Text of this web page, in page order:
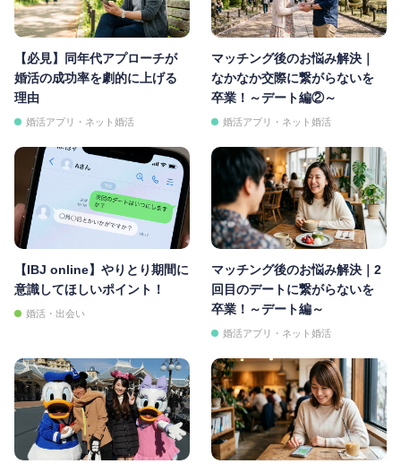
【必見】同年代アプローチが
婚活の成功率を劇的に上げる
理由
婚活アプリ・ネット婚活
マッチング後のお悩み解決｜
なかなか交際に繋がらないを
卒業！～デート編②～
婚活アプリ・ネット婚活
【IBJ online】やりとり期間に
意識してほしいポイント！
婚活・出会い
マッチング後のお悩み解決｜2
回目のデートに繋がらないを
卒業！～デート編～
婚活アプリ・ネット婚活